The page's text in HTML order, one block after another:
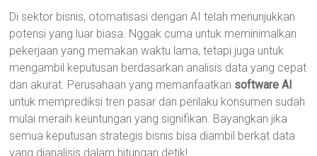
Di sektor bisnis, otomatisasi dengan AI telah menunjukkan
potensi yang luar biasa. Nggak cuma untuk meminimalkan
pekerjaan yang memakan waktu lama, tetapi juga untuk
mengambil keputusan berdasarkan analisis data yang cepat
dan akurat. Perusahaan yang memanfaatkan software AI
untuk memprediksi tren pasar dan perilaku konsumen sudah
mulai meraih keuntungan yang signifikan. Bayangkan jika
semua keputusan strategis bisnis bisa diambil berkat data
yang dianalisis dalam hitungan detik!